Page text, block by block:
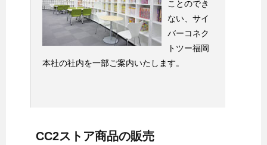
ことのでき
ない、サイ
バーコネク
トツー福岡
本社の社内を一部ご案内いたします。
CC2ストア商品の販売